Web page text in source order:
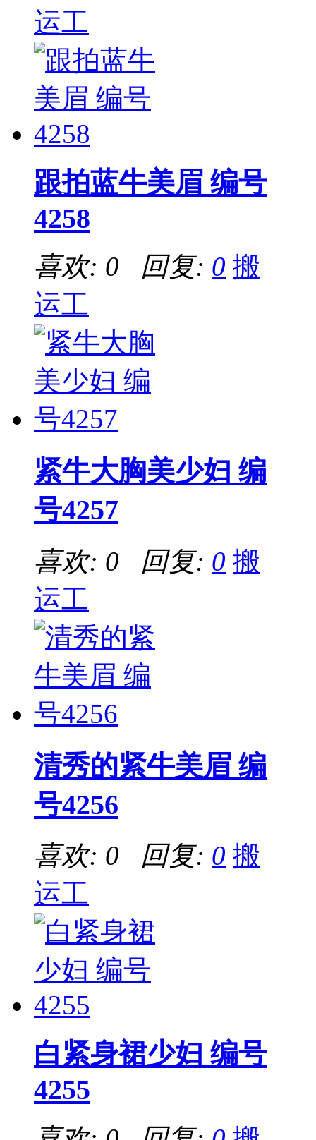
运工
跟拍蓝牛美眉 编号
4258
喜欢: 0 回复: 0 搬
运工
紧牛大胸美少妇 编
号4257
喜欢: 0 回复: 0 搬
运工
清秀的紧牛美眉 编
号4256
喜欢: 0 回复: 0 搬
运工
白紧身裙少妇 编号
4255